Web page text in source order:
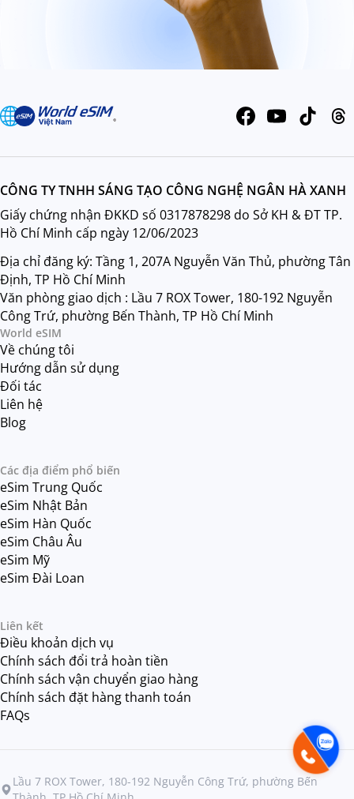
CÔNG TY TNHH SÁNG TẠO CÔNG NGHỆ NGÂN HÀ XANH
Giấy chứng nhận ĐKKD số 0317878298 do Sở KH & ĐT TP.
Hồ Chí Minh cấp ngày 12/06/2023
Địa chỉ đăng ký: Tầng 1, 207A Nguyễn Văn Thủ, phường Tân
Định, TP Hồ Chí Minh
Văn phòng giao dịch : Lầu 7 ROX Tower, 180-192 Nguyễn
Công Trứ, phường Bến Thành, TP Hồ Chí Minh
World eSIM
Về chúng tôi
Hướng dẫn sử dụng
Đối tác
Liên hệ
Blog
Các địa điểm phổ biến
eSim Trung Quốc
eSim Nhật Bản
eSim Hàn Quốc
eSim Châu Âu
eSim Mỹ
eSim Đài Loan
Liên kết
Điều khoản dịch vụ
Chính sách đổi trả hoàn tiền
Chính sách vận chuyển giao hàng
Chính sách đặt hàng thanh toán
FAQs
Lầu 7 ROX Tower, 180-192 Nguyễn Công Trứ, phường Bến